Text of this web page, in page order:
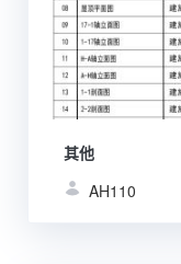
其他
AH110